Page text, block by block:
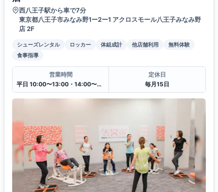
西八王子駅から車で7分
東京都八王子市みなみ野1ー2ー1 アクロスモール八王子みなみ野
店 2F
シューズレンタル ロッカー 体組成計 他店舗利用
無料体験
食事指導
営業時間
平日 10:00〜13:00・14:00〜20:00
定休日
毎月15日